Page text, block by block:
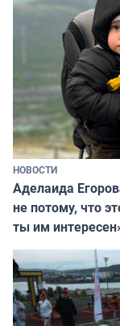
НОВОСТИ
Аделаида
не потому, что
ты им